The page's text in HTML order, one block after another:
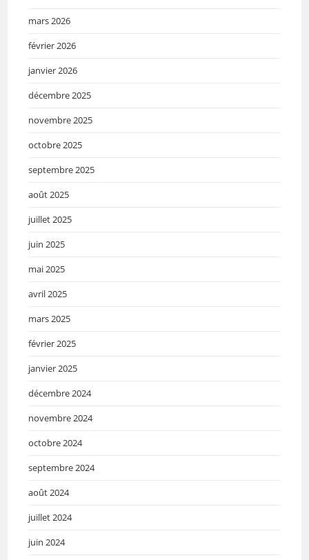
mars 2026
février 2026
janvier 2026
décembre 2025
novembre 2025
octobre 2025
septembre 2025
août 2025
juillet 2025
juin 2025
mai 2025
avril 2025
mars 2025
février 2025
janvier 2025
décembre 2024
novembre 2024
octobre 2024
septembre 2024
août 2024
juillet 2024
juin 2024